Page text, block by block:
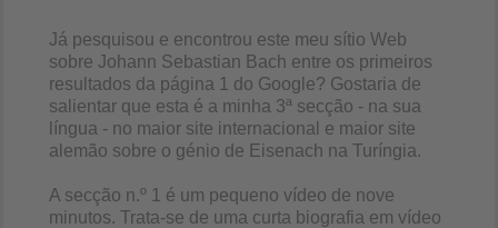
Já pesquisou e encontrou este meu sítio Web
sobre Johann Sebastian Bach entre os primeiros
resultados da página 1 do Google? Gostaria de
salientar que esta é a minha 3ª secção - na sua
língua - no maior site internacional e maior site
alemão sobre o génio de Eisenach na Turíngia.
A secção n.º 1 é um pequeno vídeo de nove
minutos. Trata-se de uma curta biografia em vídeo